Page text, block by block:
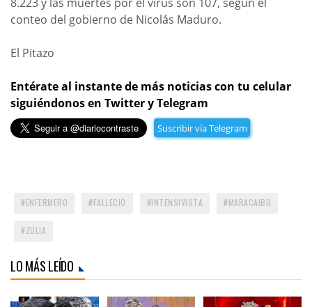
conteo del gobierno de Nicolás Maduro.
El Pitazo
Entérate al instante de más noticias con tu celular
siguiéndonos en Twitter y Telegram
Suscribir vía Telegram
ENFERMERO FALLECIÓ INTENSIVISTA MARACAIBO
ZULIA
LO MÁS LEÍDO